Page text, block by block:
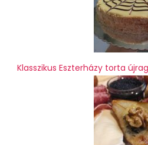
Klasszikus Eszterházy torta